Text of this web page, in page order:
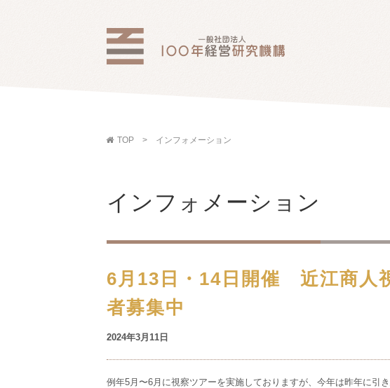
TOP インフォメーション
インフォメーション
6月13日・14日開催 近江商人
者募集中
2024年3月11日
例年5月〜6月に視察ツアーを実施しておりますが、今年は昨年に引